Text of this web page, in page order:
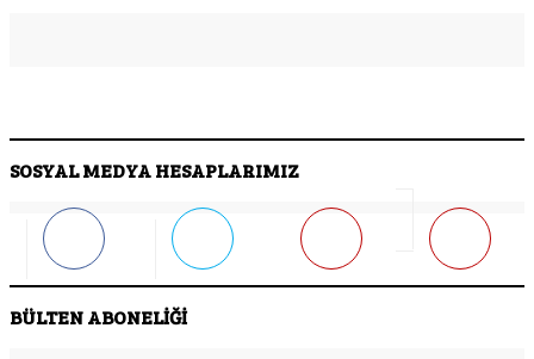
SOSYAL MEDYA HESAPLARIMIZ
BÜLTEN ABONELİĞİ